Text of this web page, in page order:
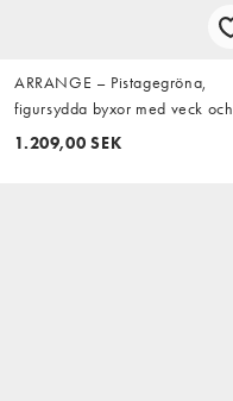
ARRANGE – Pistagegröna,
figursydda byxor med veck och
barrelben
1.209,00 SEK